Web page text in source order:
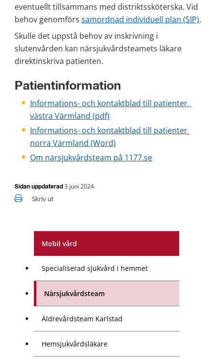
Mobil vård
Specialiserad sjukvård i hemmet
Närsjukvårdsteam
Äldrevårdsteam Karlstad
Hemsjukvårdsläkare
eventuellt tillsammans med distriktssköterska. Vid
behov genomförs samordnad individuell plan (SIP).
Skulle det uppstå behov av inskrivning i
slutenvården kan närsjukvårdsteamets läkare
direktinskriva patienten.
Patientinformation
Informations- och kontaktblad till patienter,
västra Värmland (pdf)
Informations- och kontaktblad till patienter
norra Värmland (Word)
Om närsjukvårdsteam på 1177.se
Sidan uppdaterad 3 juni 2024
Skriv ut